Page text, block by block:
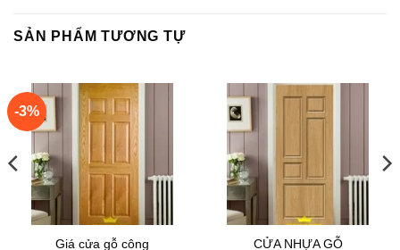
SẢN PHẨM TƯƠNG TỰ
-3%
Giá cửa gỗ công
CỬA NHỰA GỖ